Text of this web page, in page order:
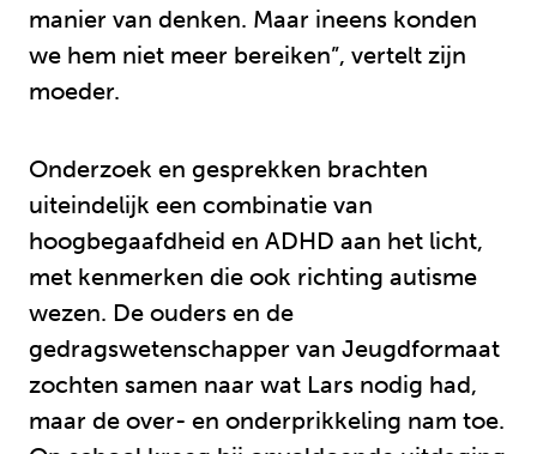
manier van denken. Maar ineens konden
we hem niet meer bereiken”, vertelt zijn
moeder.
Onderzoek en gesprekken brachten
uiteindelijk een combinatie van
hoogbegaafdheid en ADHD aan het licht,
met kenmerken die ook richting autisme
wezen. De ouders en de
gedragswetenschapper van Jeugdformaat
zochten samen naar wat Lars nodig had,
maar de over- en onderprikkeling nam toe.